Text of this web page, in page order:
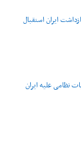
ایران استقبال
نظامی علیه ایران